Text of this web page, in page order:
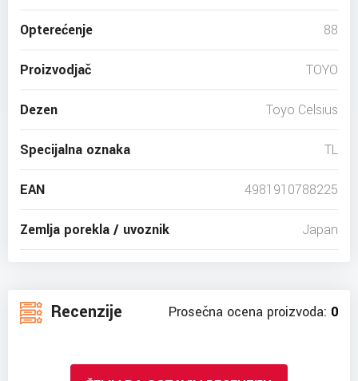
Opterećenje 88
Proizvodjač TOYO
Dezen Toyo Celsius
Specijalna oznaka TL
EAN 4981910788225
Zemlja porekla / uvoznik Japan
Recenzije Prosečna ocena proizvoda: 0